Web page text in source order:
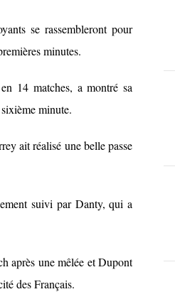
se rassembleront pour
minutes.
14 matches, a montré sa
minute.
ait réalisé une belle passe
suivi par Danty, qui a
après une mêlée et Dupont
des Français.